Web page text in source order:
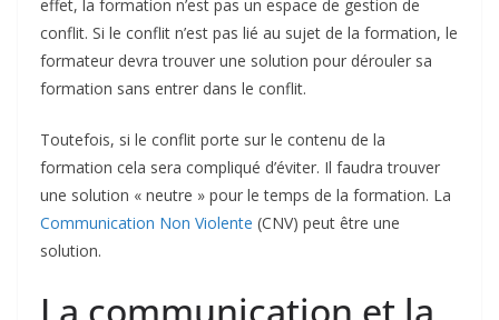
effet, la formation n’est pas un espace de gestion de
conflit. Si le conflit n’est pas lié au sujet de la formation, le
formateur devra trouver une solution pour dérouler sa
formation sans entrer dans le conflit.
Toutefois, si le conflit porte sur le contenu de la
formation cela sera compliqué d’éviter. Il faudra trouver
une solution « neutre » pour le temps de la formation. La
Communication Non Violente (CNV) peut être une
solution.